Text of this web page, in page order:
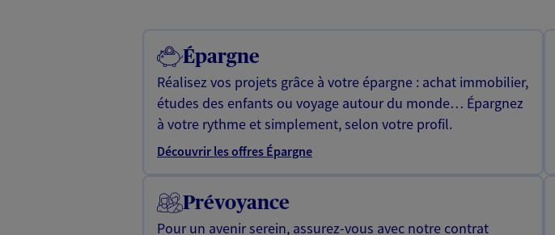
Épargne
Réalisez vos projets grâce à votre épargne : achat immobilier,
études des enfants ou voyage autour du monde… Épargnez
à votre rythme et simplement, selon votre profil.
Découvrir les offres Épargne
Prévoyance
Pour un avenir serein, assurez-vous avec notre contrat